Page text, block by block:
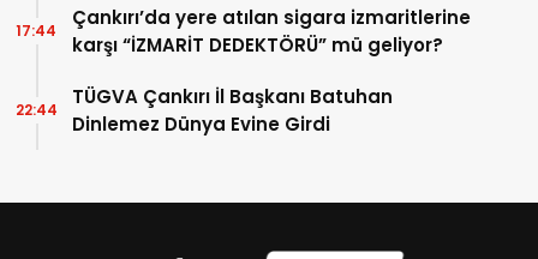
Çankırı’da yere atılan sigara izmaritlerine
karşı “İZMARİT DEDEKTÖRÜ” mü geliyor?
17:44
TÜGVA Çankırı İl Başkanı Batuhan
Dinlemez Dünya Evine Girdi
22:44